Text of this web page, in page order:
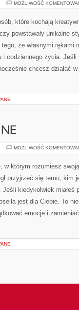
MOŻLIWOŚĆ
które kochają
powstawały unikalne
że własnymi rękami
i codziennego życia.
chcesz działać
MOŻLIWOŚĆ
w którym rozumiesz
przyjrzeć się temu, kim
kiedykolwiek miałeś
jest dla Ciebie. To
emocje i